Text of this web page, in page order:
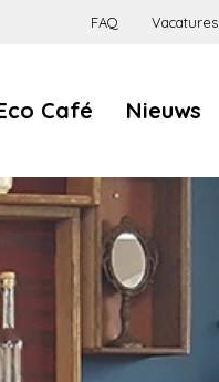
FAQ Vacatures
Café
en veiligheid
Nieuws